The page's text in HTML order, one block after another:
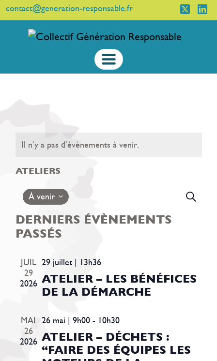
contact@generation-responsable.fr
Il n’y a pas d’évènements à venir.
ATELIERS
À venir
une
date.
DERNIERS ÉVÈNEMENTS
PASSÉS
JUIL
29
2026
29 juillet | 13h36
ATELIER – LES BÉNÉFICES
DE LA DÉMARCHE
MAI
26
2026
26 mai | 9h00- 10h30
ATELIER – DÉCHETS :
“FAIRE DES ÉQUIPES LES